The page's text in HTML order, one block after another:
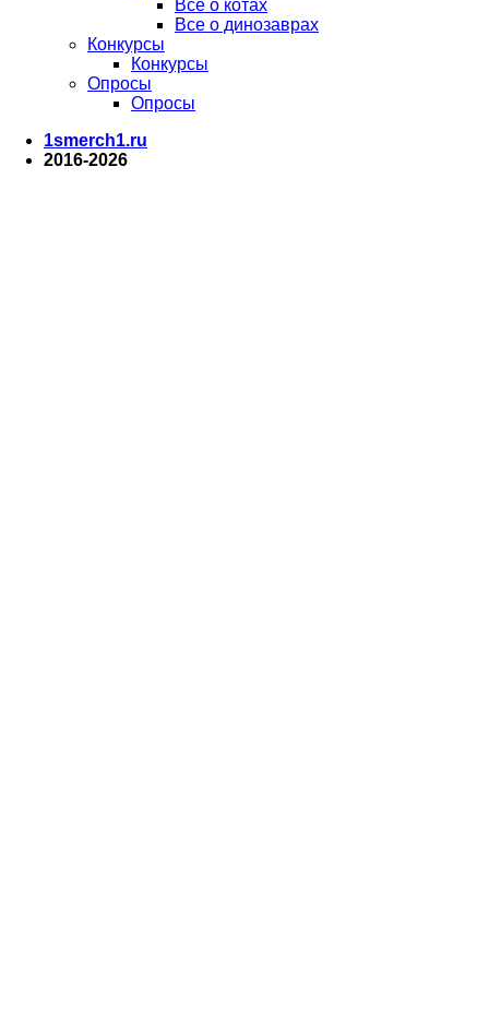
Все о котах
Все о динозаврах
Конкурсы
Конкурсы
Опросы
Опросы
1smerch1.ru
2016-2026